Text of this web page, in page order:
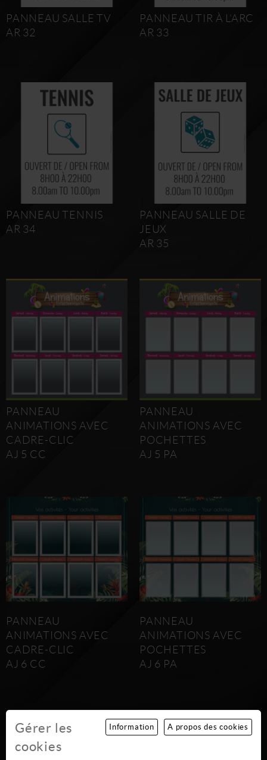
PANNEAU SALLE TV
AR 32
PANNEAU TIR À L'ARC
AR 33
PANNEAU TENNIS
AR 34
PANNEAU SALLE DE
JEUX
AR 35
PANNEAU
ANIMATIONS AVEC
CADRE-CLIC
AJ 5 CC
PANNEAU
ANIMATIONS AVEC
POCHETTES
AJ 5 PA
PANNEAU
ANIMATIONS AVEC
CADRE-CLIC
AJ 6 CC
PANNEAU
ANIMATIONS AVEC
POCHETTES
AJ 6 PA
A propos des cookies
Information
Gérer les
cookies